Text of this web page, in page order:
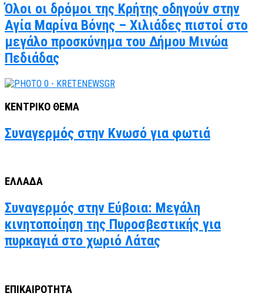
Όλοι οι δρόμοι της Κρήτης οδηγούν στην
Αγία Μαρίνα Βόνης – Χιλιάδες πιστοί στο
μεγάλο προσκύνημα του Δήμου Μινώα
Πεδιάδας
ΚΕΝΤΡΙΚΟ ΘΕΜΑ
Συναγερμός στην Κνωσό για φωτιά
ΕΛΛΑΔΑ
Συναγερμός στην Εύβοια: Μεγάλη
κινητοποίηση της Πυροσβεστικής για
πυρκαγιά στο χωριό Λάτας
ΕΠΙΚΑΙΡΟΤΗΤΑ